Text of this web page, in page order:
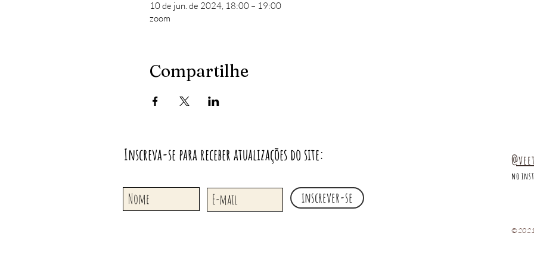
10 de jun. de 2024, 18:00 – 19:00
zoom
Compartilhe
Inscreva-se para receber atualizações do site:
inscrever-se
no
©2021